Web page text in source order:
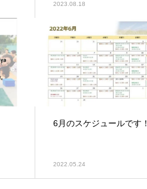
2023.08.18
6月のスケジュールです！
2022.05.24